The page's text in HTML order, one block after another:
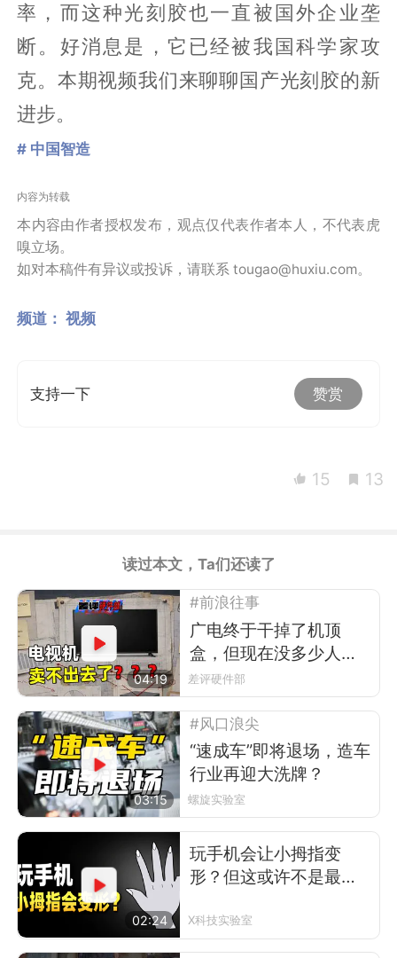
率，而这种光刻胶也一直被国外企业垄
断。好消息是，它已经被我国科学家攻
克。本期视频我们来聊聊国产光刻胶的新
进步。
# 中国智造
内容为转载
本内容由作者授权发布，观点仅代表作者本人，不代表虎
嗅立场。
如对本稿件有异议或投诉，请联系 tougao@huxiu.com。
频道： 视频
支持一下 赞赏
15 13
读过本文，Ta们还读了
04:19
#前浪往事
广电终于干掉了机顶
盒，但现在没多少人看
电视了
差评硬件部
03:15
#风口浪尖
“速成车”即将退场，造车
行业再迎大洗牌？
螺旋实验室
02:24
玩手机会让小拇指变
形？但这或许不是最可
X科技实验室